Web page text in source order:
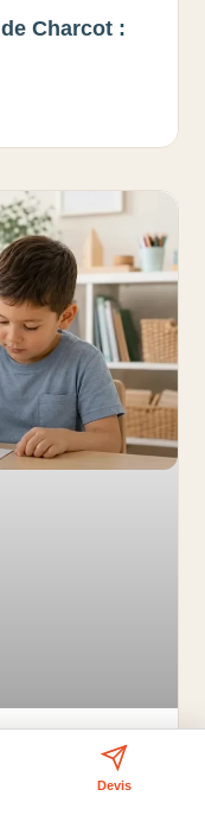
Devis
Charcot :